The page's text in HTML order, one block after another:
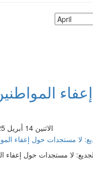
الاثنين 14 أبريل 2025 11:59 مساءً
لا مستجدات حول